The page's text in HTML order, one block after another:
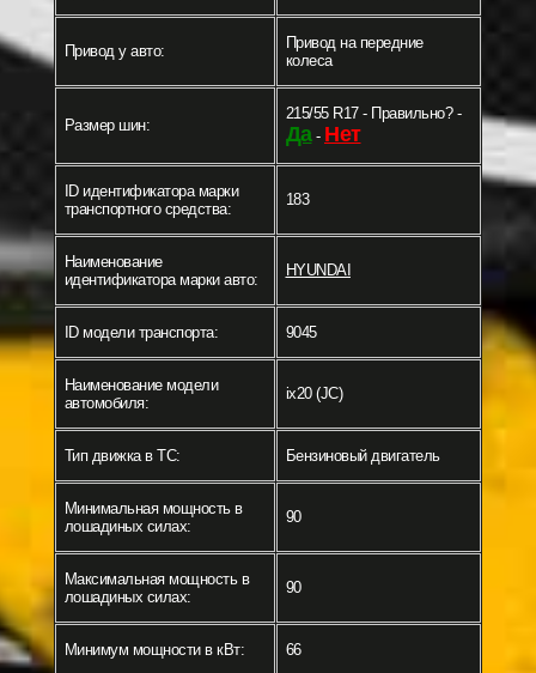
Привод у авто:
Привод на передние
колеса
Размер шин:
215/55 R17 - Правильно? -
Да- Нет
ID идентификатора марки
транспортного средства:
183
Наименование
идентификатора марки авто:
HYUNDAI
ID модели транспорта: 9045
Наименование модели
автомобиля:
ix20 (JC)
Тип движка в ТС: Бензиновый двигатель
Минимальная мощность в
лошадиных силах:
90
Максимальная мощность в
лошадиных силах:
90
Минимум мощности в кВт: 66